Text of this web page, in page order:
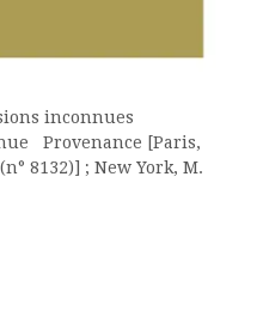
inconnues
Provenance [Paris,
8132)] ; New York, M.